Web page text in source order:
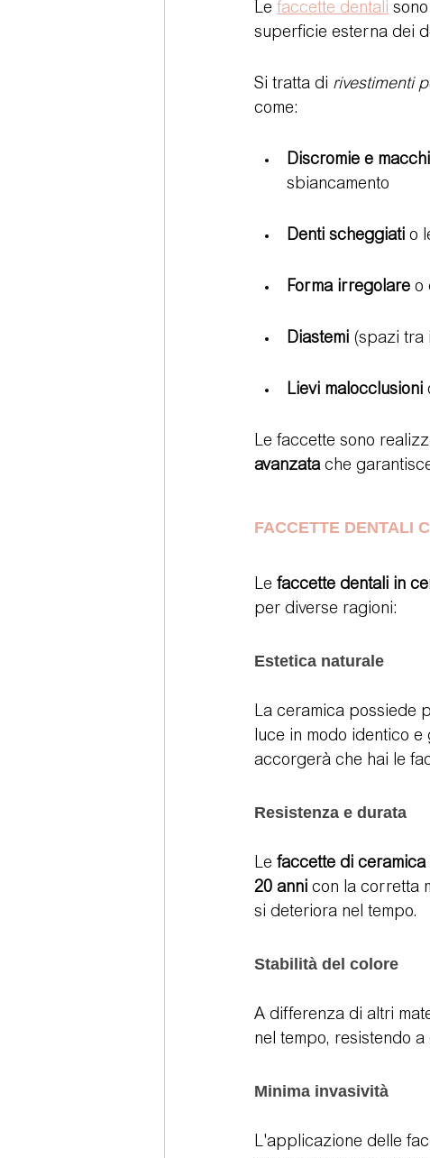
Le faccette dentali
superficie esterna dei
Si tratta di rivestimenti
come:
Discromie e
sbiancamento
Denti scheggiati o
Forma irregolare o
Diastemi (spazi tra
Lievi malocclusioni
Le faccette sono
avanzata che
FACCETTE DENTALI
Le faccette dentali in
per diverse ragioni:
Estetica naturale
La ceramica possiede
luce in modo identico e
accorgerà che hai le
Resistenza e durata
Le faccette di ceramica
20 anni con la corretta
si deteriora nel tempo.
Stabilità del colore
A differenza di altri
nel tempo, resistendo
Minima invasività
L'applicazione delle